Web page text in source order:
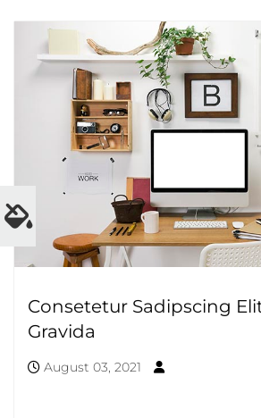
Consetetur Sadipscing
Gravida
August 03, 2021